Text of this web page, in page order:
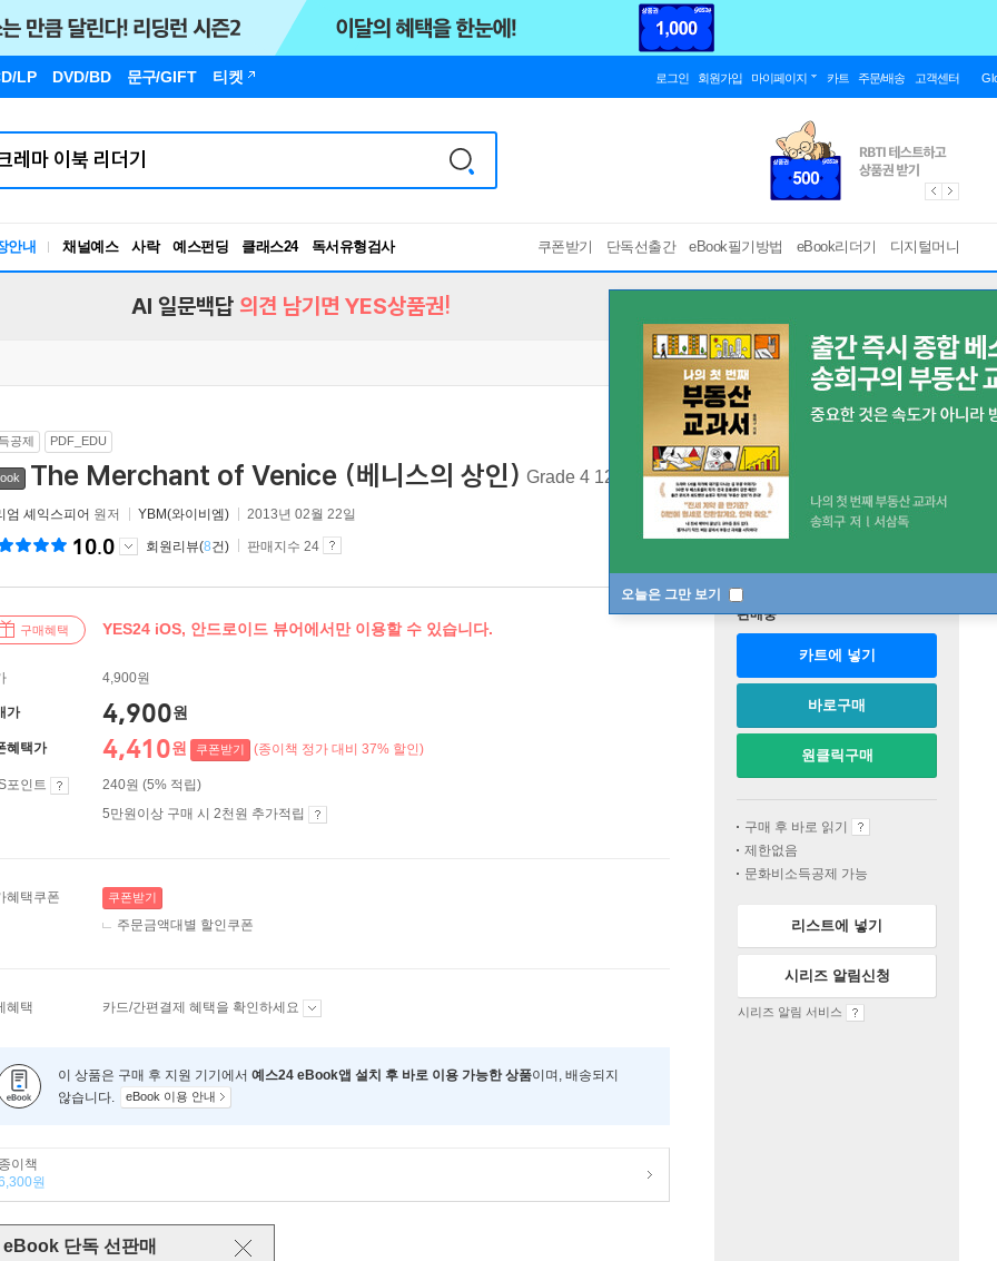
LP DVD/BD 문구/GIFT 티켓 로그인 회원가입 마이페이지 카트 주문/배송 고객센터
안내 채널예스 사락 예스펀딩 클래스24
독서유형검사
RBTI Lab
쿠폰받기 단독선출간 eBook필기방법 eBook리더기 디지털머니
오늘은 그만 보기
AI 일문백답 의견 남기면 YES상품권!
공제 PDF_EDU
The Merchant of Venice (베니스의 상인) Grade 4 1200 words[ m.PDF ]
엄 셰익스피어 원저 YBM(와이비엠) 2013년 02월 22일
10.0 회원리뷰(8건) 판매지수 24
구매혜택 YES24 iOS, 안드로이드 뷰어에서만 이용할 수 있습니다.
4,900원
가 4,900원
혜택가 4,410원 쿠폰받기 (종이책 정가 대비 37% 할인)
포인트
240원 (5% 적립)
5만원이상 구매 시 2천원 추가적립
혜택쿠폰 쿠폰받기
주문금액대별 할인쿠폰
혜택 카드/간편결제 혜택을 확인하세요
이 상품은 구매 후 지원 기기에서 예스24 eBook앱 설치 후 바로 이용 가능한 상품이며, 배송되지
않습니다.
eBook 이용 안내
이책
원
eBook 단독 선판매
판매중
카트에 넣기
바로구매
원클릭구매
구매 후 바로 읽기
제한없음
문화비소득공제 가능
리스트에 넣기
시리즈 알림신청
시리즈 알림 서비스